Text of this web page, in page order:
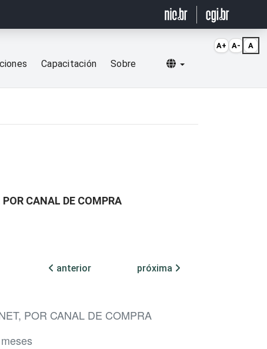
Capacitación Sobre Selecionar idioma
CANAL DE COMPRA
anterior
próxima
POR CANAL DE COMPRA
A+ A- A